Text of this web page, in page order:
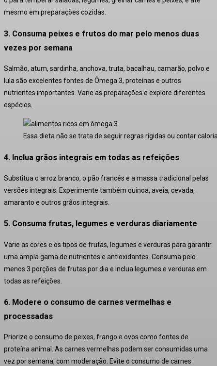
mesmo em preparações cozidas.
3. Consuma peixes e frutos do mar pelo menos duas
vezes por semana
Salmão, atum, sardinha, anchova, truta, bacalhau, camarão, polvo e
lula são excelentes fontes de Ômega 3, proteínas e outros
nutrientes importantes. Varie as preparações e explore diferentes
espécies.
Essa dieta não se trata de seguir regras rígidas ou contar
4. Inclua grãos integrais em todas as refeições
Substitua o arroz branco, o pão francês e a massa tradicional pelas
versões integrais. Experimente também quinoa, aveia, cevada,
amaranto e outros grãos integrais
5. Consuma frutas, legumes e verduras diariamente
Varie as cores e os tipos de frutas, legumes e verduras para garantir
uma ampla gama de nutrientes e antioxidantes. Consuma pelo
menos 3 porções de frutas por dia e inclua legumes e verduras em
todas as refeições
6. Modere o consumo de carnes vermelhas e
processadas
Priorize o consumo de peixes, frango e ovos como fontes de
proteína animal. As carnes vermelhas podem ser consumidas uma
vez por semana, com moderação. Evite o consumo de carnes